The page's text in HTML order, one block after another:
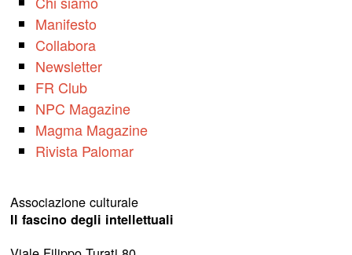
Manifesto
Collabora
Newsletter
FR Club
NPC Magazine
Magma Magazine
Rivista Palomar
Associazione culturale
Il fascino degli intellettuali